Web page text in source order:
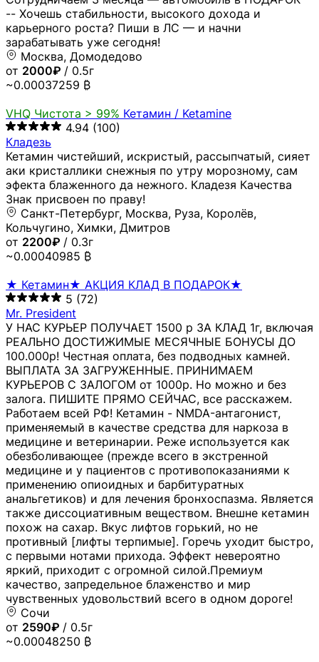
-- Хочешь стабильности, высокого дохода и
карьерного роста? Пиши в ЛС — и начни
зарабатывать уже сегодня!
Москва, Домодедово
от 2000₽ / 0.5г
~0.00037259 ₿
VHQ Чистота > 99% Кетамин / Ketamine
4.94 (100)
Кладезь
Кетамин чистейший, искристый, рассыпчатый, сияет
аки кристаллики снежныя по утру морозному, сам
эфекта блаженного да нежного. Кладезя Качества
Знак присвоен по праву!
Санкт-Петербург, Москва, Руза, Королёв,
Кольчугино, Химки, Дмитров
от 2200₽ / 0.3г
~0.00040985 ₿
★ Кетамин★ АКЦИЯ КЛАД В ПОДАРОК★
5 (72)
Mr. President
У НАС КУРЬЕР ПОЛУЧАЕТ 1500 р ЗА КЛАД 1г, включая
РЕАЛЬНО ДОСТИЖИМЫЕ МЕСЯЧНЫЕ БОНУСЫ ДО
100.000р! Честная оплата, без подводных камней.
ВЫПЛАТА ЗА ЗАГРУЖЕННЫЕ. ПРИНИМАЕМ
КУРЬЕРОВ С ЗАЛОГОМ от 1000р. Но можно и без
залога. ПИШИТЕ ПРЯМО СЕЙЧАС, все расскажем.
Работаем всей РФ! Кетамин - NMDA-антагонист,
применяемый в качестве средства для наркоза в
медицине и ветеринарии. Реже используется как
обезболивающее (прежде всего в экстренной
медицине и у пациентов с противопоказаниями к
применению опиоидных и барбитуратных
анальгетиков) и для лечения бронхоспазма. Является
также диссоциативным веществом. Внешне кетамин
похож на сахар. Вкус лифтов горький, но не
противный [лифты терпимые]. Горечь уходит быстро,
с первыми нотами прихода. Эффект невероятно
яркий, приходит с огромной силой.Премиум
качество, запредельное блаженство и мир
чувственных удовольствий всего в одном дороге!
Сочи
от 2590₽ / 0.5г
~0.00048250 ₿